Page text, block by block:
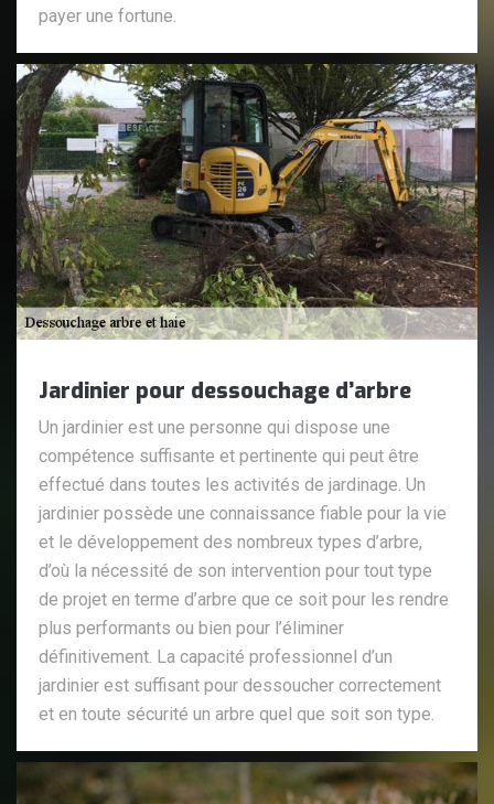
payer une fortune.
Jardinier pour dessouchage d’arbre
Un jardinier est une personne qui dispose une
compétence suffisante et pertinente qui peut être
effectué dans toutes les activités de jardinage. Un
jardinier possède une connaissance fiable pour la vie
et le développement des nombreux types d’arbre,
d’où la nécessité de son intervention pour tout type
de projet en terme d’arbre que ce soit pour les rendre
plus performants ou bien pour l’éliminer
définitivement. La capacité professionnel d’un
jardinier est suffisant pour dessoucher correctement
et en toute sécurité un arbre quel que soit son type.